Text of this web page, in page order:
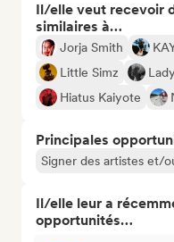
Il/elle veut recevoir
similaires à…
Jorja Smith
Little Simz
Hiatus Kaiyote
Principales
Signer des artistes et/
Il/elle leur a
opportunités…